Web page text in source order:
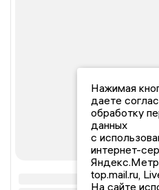
Нажимая
даете
обработку
данных
с
интернет-
top.mail.ru,
На сайте